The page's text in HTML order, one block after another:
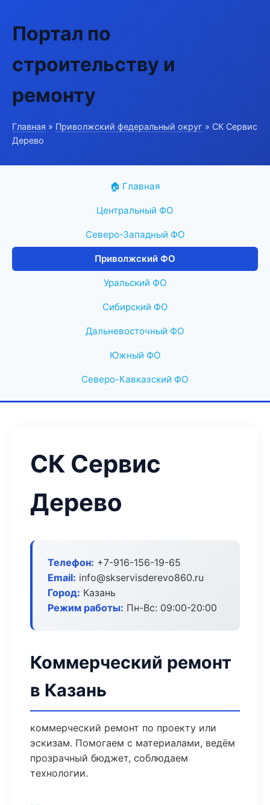
Портал по
строительству и
ремонту
Главная » Приволжский федеральный округ » СК Сервис
Дерево
🏠 Главная
Центральный ФО
Северо-Западный ФО
Приволжский ФО
Уральский ФО
Сибирский ФО
Дальневосточный ФО
Южный ФО
Северо-Кавказский ФО
СК Сервис
Дерево
Телефон: +7-916-156-19-65
Email: info@skservisderevo860.ru
Город: Казань
Режим работы: Пн-Вс: 09:00-20:00
Коммерческий ремонт
в Казань
коммерческий ремонт по проекту или
эскизам. Помогаем с материалами, ведём
прозрачный бюджет, соблюдаем
технологии.